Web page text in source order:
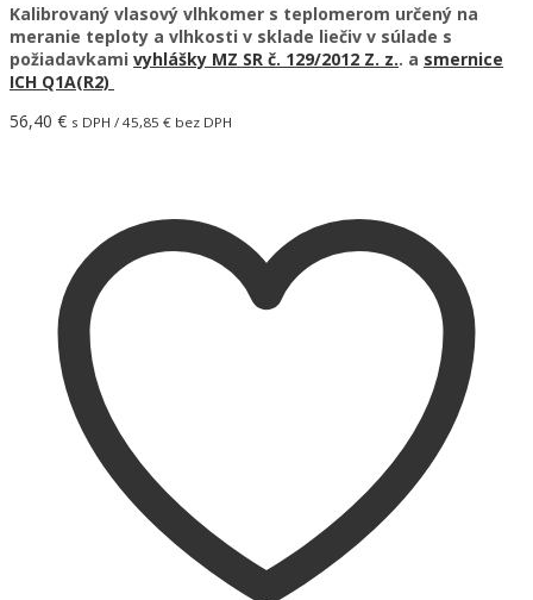
Kalibrovaný vlasový vlhkomer s teplomerom určený na
meranie teploty a vlhkosti v sklade liečiv v súlade s
požiadavkami vyhlášky MZ SR č. 129/2012 Z. z.. a smernice
ICH Q1A(R2)
56,40 € s DPH / 45,85 € bez DPH